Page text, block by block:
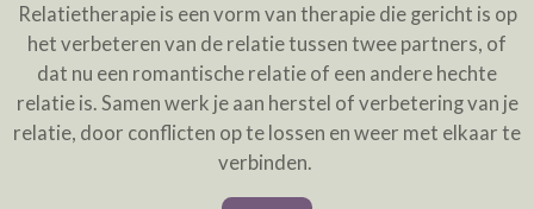
Relatietherapie is een vorm van therapie die gericht is op
het verbeteren van de relatie tussen twee partners, of
dat nu een romantische relatie of een andere hechte
relatie is. Samen werk je aan herstel of verbetering van je
relatie, door conflicten op te lossen en weer met elkaar te
verbinden.